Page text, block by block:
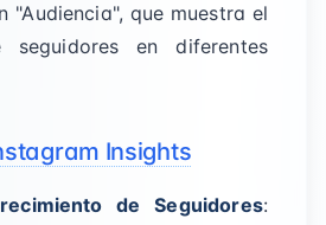
"Audiencia", que muestra el
seguidores en diferentes
Insights
de Seguidores: